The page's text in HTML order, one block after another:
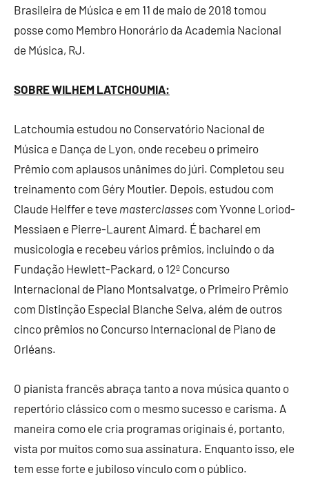
Brasileira de Música e em 11 de maio de 2018 tomou
posse como Membro Honorário da Academia Nacional
de Música, RJ.
SOBRE WILHEM LATCHOUMIA:
Latchoumia estudou no Conservatório Nacional de
Música e Dança de Lyon, onde recebeu o primeiro
Prêmio com aplausos unânimes do júri. Completou seu
treinamento com Géry Moutier. Depois, estudou com
Claude Helffer e teve masterclasses com Yvonne Loriod-
Messiaen e Pierre-Laurent Aimard. É bacharel em
musicologia e recebeu vários prêmios, incluindo o da
Fundação Hewlett-Packard, o 12º Concurso
Internacional de Piano Montsalvatge, o Primeiro Prêmio
com Distinção Especial Blanche Selva, além de outros
cinco prêmios no Concurso Internacional de Piano de
Orléans.
O pianista francês abraça tanto a nova música quanto o
repertório clássico com o mesmo sucesso e carisma. A
maneira como ele cria programas originais é, portanto,
vista por muitos como sua assinatura. Enquanto isso, ele
tem esse forte e jubiloso vínculo com o público.